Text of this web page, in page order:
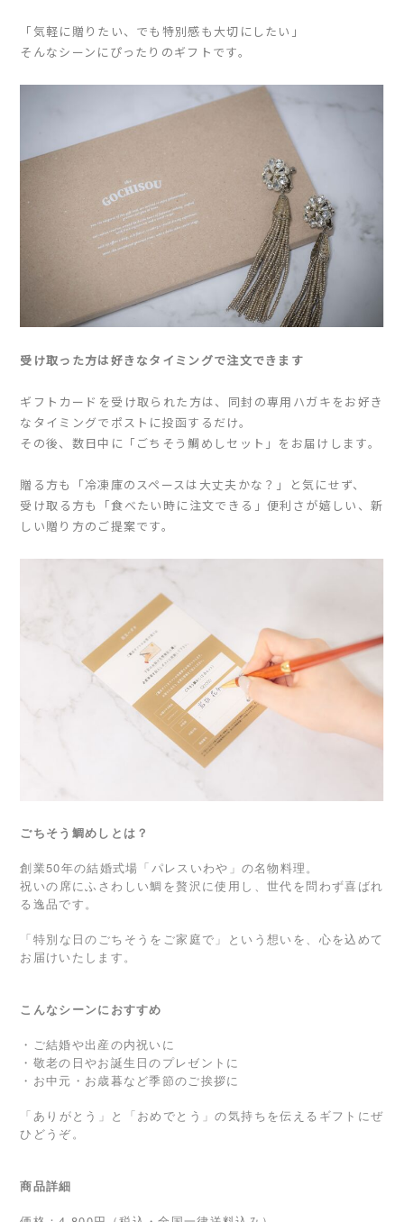
「気軽に贈りたい、でも特別感も大切にしたい」
そんなシーンにぴったりのギフトです。
受け取った方は好きなタイミングで注文できます
ギフトカードを受け取られた方は、同封の専用ハガキをお好き
なタイミングでポストに投函するだけ。
その後、数日中に「ごちそう鯛めしセット」をお届けします。
贈る方も「冷凍庫のスペースは大丈夫かな？」と気にせず、
受け取る方も「食べたい時に注文できる」便利さが嬉しい、新
しい贈り方のご提案です。
ごちそう鯛めしとは？
創業50年の結婚式場「パレスいわや」の名物料理。
祝いの席にふさわしい鯛を贅沢に使用し、世代を問わず喜ばれ
る逸品です。
「特別な日のごちそうをご家庭で」という想いを、心を込めて
お届けいたします。
こんなシーンにおすすめ
・ご結婚や出産の内祝いに
・敬老の日やお誕生日のプレゼントに
・お中元・お歳暮など季節のご挨拶に
「ありがとう」と「おめでとう」の気持ちを伝えるギフトにぜ
ひどうぞ。
商品詳細